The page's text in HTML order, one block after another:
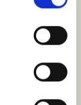
"Privacy
placering,
scanning af